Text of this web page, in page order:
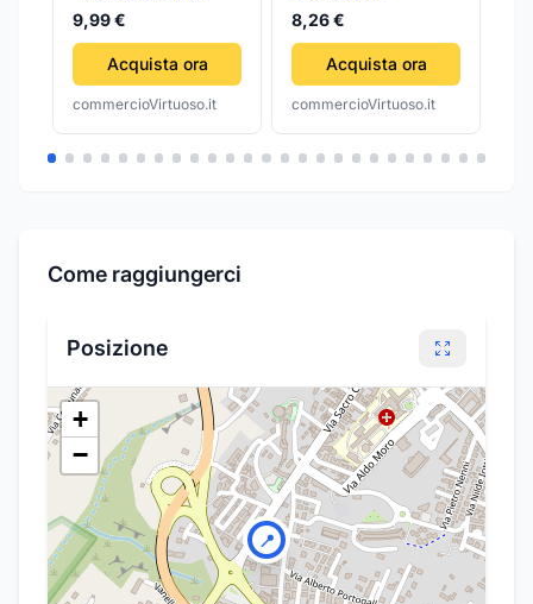
MATTONCINI
COSTRUZIONE
BAMBINI CON
CONTENITORE
9,99 €
Acquista ora
commercioVirtuoso.it
8,26 €
Acquista ora
commercioVirtuoso.it
Come raggiungerci
Posizione
📍
+
−